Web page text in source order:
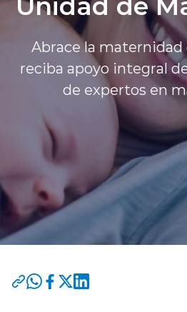
Urgencias
Información al Paciente
Programas y Convenios
modo claro
Abrace la
reciba apoyo integral
de expertos en